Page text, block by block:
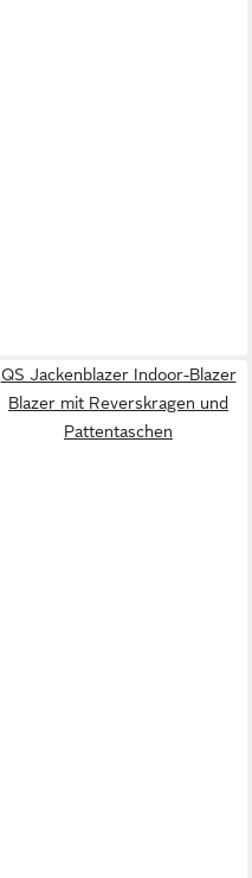
QS Jackenblazer Indoor-Blazer
Blazer mit Reverskragen und
Pattentaschen